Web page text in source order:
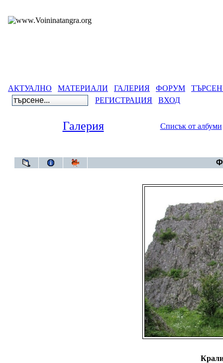
АКТУАЛНО МАТЕРИАЛИ ГАЛЕРИЯ ФОРУМ
РЕГИСТРАЦИЯ
ВХОД
Галерия Списък от албуми